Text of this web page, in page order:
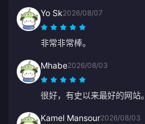
Yo Sk2026/08/07
非常非常棒。
Mhabe2026/08/03
很好，有史以来最好的网站。
Kamel Mansour2026/08/03